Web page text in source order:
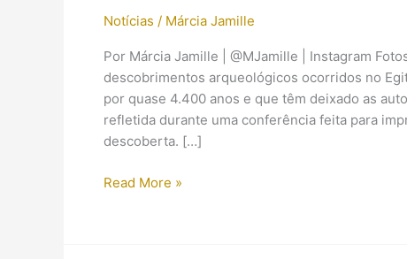
Notícias / Márcia Jamille
Por Márcia Jamille | @MJamille | Instagram
descobrimentos arqueológicos ocorridos no
por quase 4.400 anos e que têm deixado as
refletida durante uma conferência feita para
descoberta. […]
Tumba
Read More »